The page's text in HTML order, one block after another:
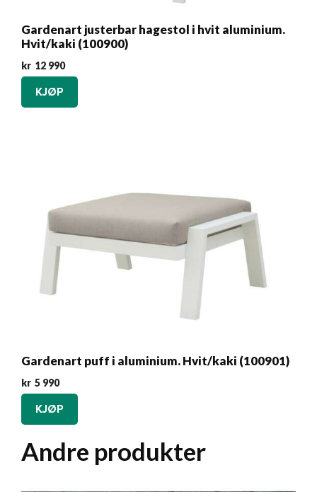
Gardenart justerbar hagestol i hvit aluminium.
Hvit/kaki (100900)
kr 12 990
KJØP
Gardenart puff i aluminium. Hvit/kaki (100901)
kr 5 990
KJØP
Andre produkter